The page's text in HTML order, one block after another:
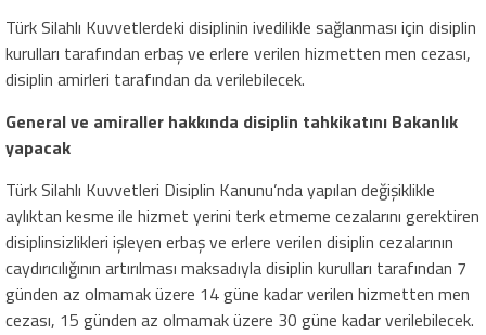
Türk Silahlı Kuvvetlerdeki disiplinin ivedilikle sağlanması için disiplin
kurulları tarafından erbaş ve erlere verilen hizmetten men cezası,
disiplin amirleri tarafından da verilebilecek.
General ve amiraller hakkında disiplin tahkikatını Bakanlık
yapacak
Türk Silahlı Kuvvetleri Disiplin Kanunu’nda yapılan değişiklikle
aylıktan kesme ile hizmet yerini terk etmeme cezalarını gerektiren
disiplinsizlikleri işleyen erbaş ve erlere verilen disiplin cezalarının
caydırıcılığının artırılması maksadıyla disiplin kurulları tarafından 7
günden az olmamak üzere 14 güne kadar verilen hizmetten men
cezası, 15 günden az olmamak üzere 30 güne kadar verilebilecek.